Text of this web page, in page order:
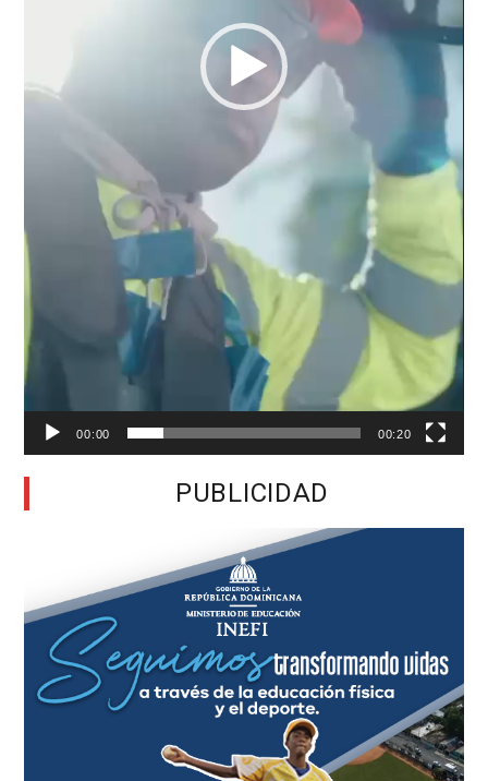
00:00 00:20
PUBLICIDAD